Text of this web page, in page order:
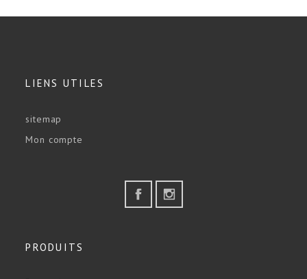
LIENS UTILES
sitemap
Mon compte
PRODUITS